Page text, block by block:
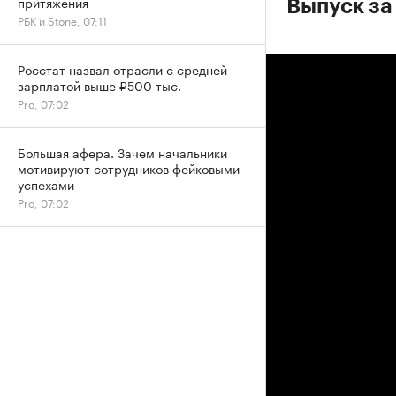
Выпуск
РБК и Stone, 07:11
Росстат назвал отрасли с средней
зарплатой выше ₽500 тыс.
Pro, 07:02
Большая афера. Зачем начальники
мотивируют сотрудников фейковыми
успехами
Pro, 07:02